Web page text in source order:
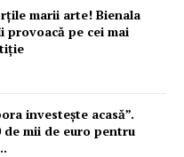
marii arte! Bienala
provoacă pe cei mai
investește acasă”.
de mii de euro pentru